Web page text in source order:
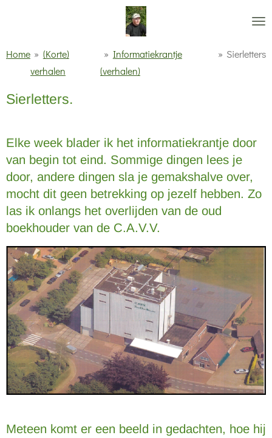
Home » (Korte)
verhalen
» Informatiekrantje
(verhalen)
» Sierletters
Sierletters.
Elke week blader ik het informatiekrantje door
van begin tot eind. Sommige dingen lees je
door, andere dingen sla je gemakshalve over,
mocht dit geen betrekking op jezelf hebben. Zo
las ik onlangs het overlijden van de oud
boekhouder van de C.A.V.V.
Meteen komt er een beeld in gedachten, hoe hij